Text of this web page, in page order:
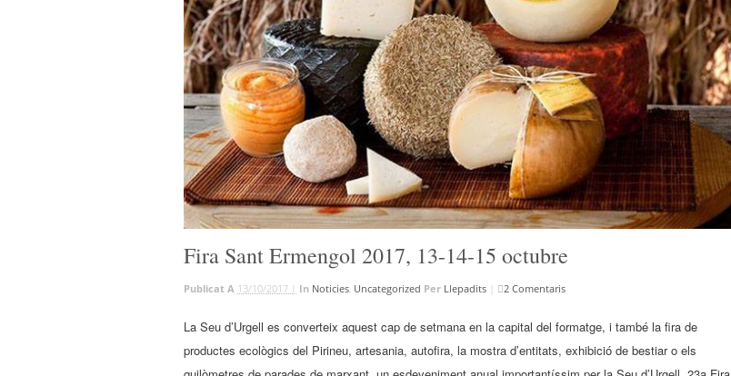
Fira Sant Ermengol 2017, 13-14-15 octubre
Publicat A 13/10/2017 | In Noticies Uncategorized Per Llepadits 2 Comentaris
La Seu d’Urgell es converteix aquest cap de setmana en la capital del formatge, i també la fira de
productes ecològics del Pirineu, artesania, autofira, la mostra d’entitats, exhibició de bestiar o els